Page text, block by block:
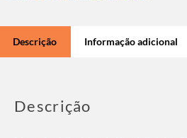
Descrição Informação adicional
Descrição